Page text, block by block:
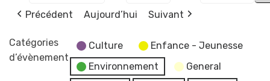
Précédent
Aujourd’hui Suivant
Catégories
d’évènement
Culture
Enfance - Jeunesse
Environnement
General